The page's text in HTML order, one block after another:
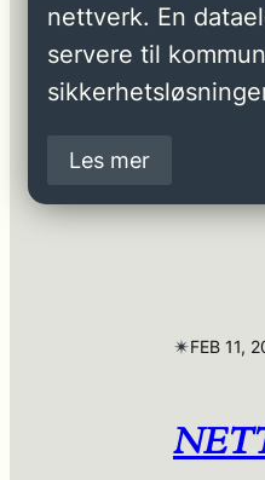
nettverk. En
servere til
Les mer
✴︎FEB 11,